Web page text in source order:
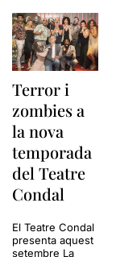
Terror i
zombies a
la nova
temporada
del Teatre
Condal
El Teatre Condal
presenta aquest
setembre La